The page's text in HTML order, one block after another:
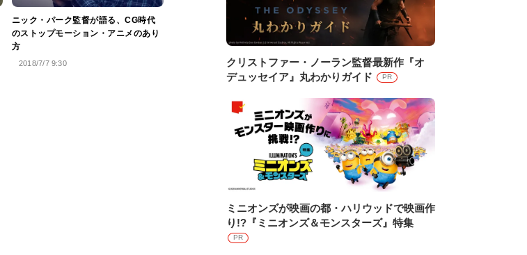
ニック・パーク監督が語る、CG時代
のストップモーション・アニメのあり
方
2018/7/7 9:30
クリストファー・ノーラン監督最新作『オ
デュッセイア』丸わかりガイド
PR
ミニオンズが映画の都・ハリウッドで映画作
り!?『ミニオンズ＆モンスターズ』特集
PR